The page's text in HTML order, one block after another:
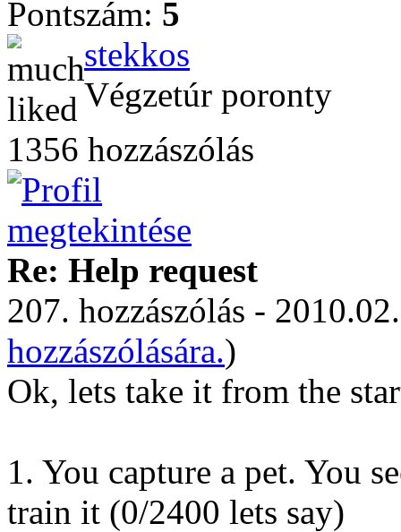
Pontszám: 5
stekkos
Végzetúr poronty
1356 hozzászólás
Re: Help request
207. hozzászólás -
hozzászólására.)
Ok, lets take it from the
1. You capture a pet. You
train it (0/2400 lets say)